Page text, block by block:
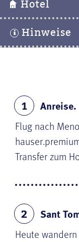
Hotel
Hinweise
1
Anreise.
Flug nach
Transfer zum
2
Sant
Heute